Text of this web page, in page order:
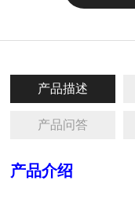
产品描述
产品问答
产品介绍